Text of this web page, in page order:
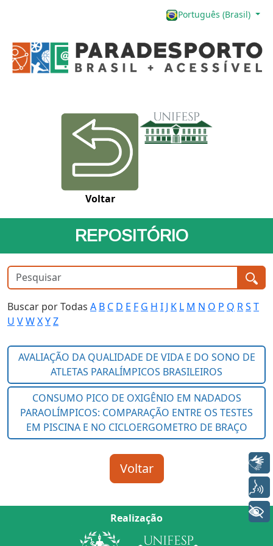
Português (Brasil)
Voltar
REPOSITÓRIO
Buscar por Todas A B C D E F G H I J K L M N O P Q RS T
U VWXYZ
Realização